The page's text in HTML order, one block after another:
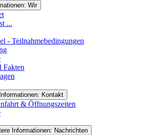
Wir
...
- Teilnahmebedingungen
Fakten
Kontakt
& Öffnungszeiten
Informationen: Nachrichten